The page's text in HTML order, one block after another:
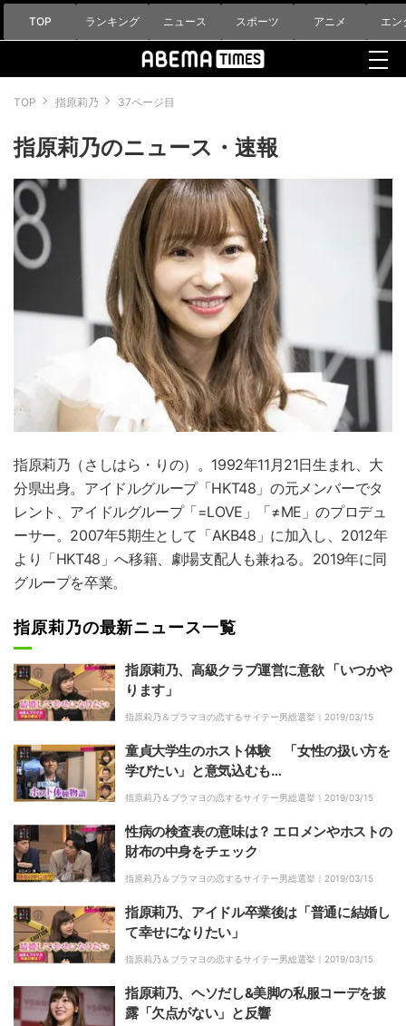
TOP ランキング ニュース スポーツ アニメ エン
TOP 指原莉乃 37ページ目
指原莉乃のニュース・速報
指原莉乃 （さしはら・りの）。1992年11月21日生まれ、大
分県出身。アイドルグループ「HKT48」の元メンバーでタ
レント、アイドルグループ「=LOVE」「≠ME」のプロデュ
ーサー。2007年5期生として「AKB48」に加入し、2012年
より「HKT48」へ移籍、劇場支配人も兼ねる。2019年に同
グループを卒業。
指原莉乃の最新ニュース一覧
指原莉乃、高級クラブ運営に意欲 「いつかや
ります」
指原莉乃＆ブラマヨの恋するサイテー男総選挙｜ 2019/03/15
童貞大学生のホスト体験 「女性の扱い方を
学びたい」と意気込むも…
指原莉乃＆ブラマヨの恋するサイテー男総選挙｜ 2019/03/15
性病の検査表の意味は？ エロメンやホストの
財布の中身をチェック
指原莉乃＆ブラマヨの恋するサイテー男総選挙｜ 2019/03/15
指原莉乃、アイドル卒業後は「普通に結婚し
て幸せになりたい」
指原莉乃＆ブラマヨの恋するサイテー男総選挙｜ 2019/03/15
指原莉乃、ヘソだし&美脚の私服コーデを披
露「欠点がない」と反響